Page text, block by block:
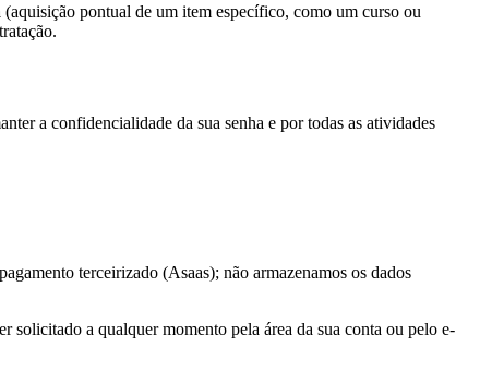
(aquisição pontual de um item específico, como um curso ou
a confidencialidade da sua senha e por todas as atividades
terceirizado (Asaas); não armazenamos os dados
solicitado a qualquer momento pela área da sua conta ou pelo e-